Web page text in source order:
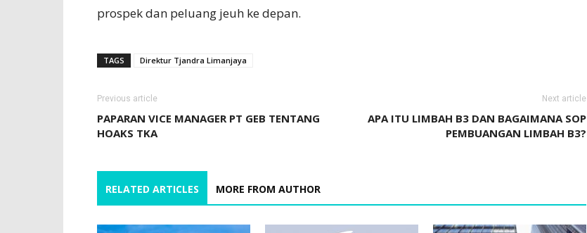
prospek dan peluang jeuh ke depan.
TAGS Direktur Tjandra Limanjaya
Previous article
PAPARAN VICE MANAGER PT GEB TENTANG
HOAKS TKA
Next article
APA ITU LIMBAH B3 DAN BAGAIMANA SOP
PEMBUANGAN LIMBAH B3?
RELATED ARTICLES MORE FROM AUTHOR